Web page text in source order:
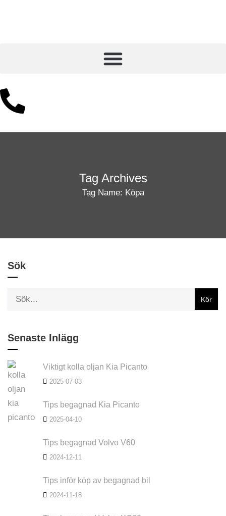
Tag Archives
Tag Name: Köpa
Sök
Senaste Inlägg
Viktigt kolla oljan Kia Picanto
2025-07-03
Tips begagnad Kia Picanto
2025-04-10
Tips begagnad Volvo V60
2024-12-11
Tips inför köp av begagnad bil
2024-11-18